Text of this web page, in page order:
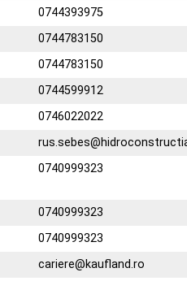
0744393975
0744783150
0744783150
0744599912
0746022022
0740999323
0740999323
0740999323
cariere@kaufland.ro